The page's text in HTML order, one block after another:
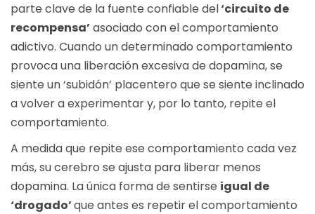
parte clave de la fuente confiable del‘circuito de
recompensa’asociado con el comportamiento
adictivo. Cuando un determinado comportamiento
provoca una liberación excesiva de dopamina, se
siente un ‘subidón’ placentero que se siente inclinado
a volver a experimentar y, por lo tanto, repite el
comportamiento.
A medida que repite ese comportamiento cada vez
más, su cerebro se ajusta para liberar menos
dopamina. La única forma de sentirse igual de
‘drogado’que antes es repetir el comportamiento